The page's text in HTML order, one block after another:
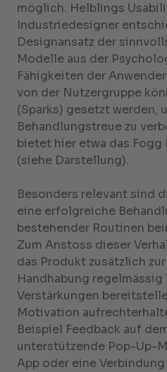
möglich. Helblings
Industriedesigner
Designansatz der
Modelle aus der
Fähigkeiten der
von der Nutzergruppe
(Sparks) gesetzt werden,
Behandlungstreue zu
bietet hier etwa das Fogg
(siehe Darstellung).
Besonders relevant sind
eine erfolgreiche
bestehender Routinen
Zum Anstoss dieser
das Produkt zusätzlich
Handhabung
Verstärkungen
Motivation
Beispiel Feedback auf
unterstützende Pop-Up-
App oder eine